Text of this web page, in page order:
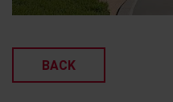
BACK